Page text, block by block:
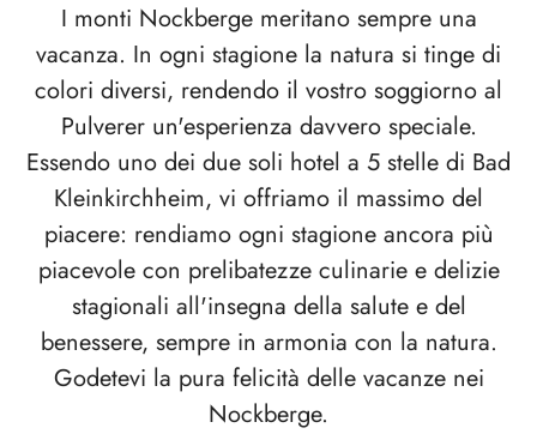
I monti Nockberge meritano sempre una
vacanza. In ogni stagione la natura si tinge di
colori diversi, rendendo il vostro soggiorno al
Pulverer un'esperienza davvero speciale.
Essendo uno dei due soli hotel a 5 stelle di Bad
Kleinkirchheim, vi offriamo il massimo del
piacere: rendiamo ogni stagione ancora più
piacevole con prelibatezze culinarie e delizie
stagionali all'insegna della salute e del
benessere, sempre in armonia con la natura.
Godetevi la pura felicità delle vacanze nei
Nockberge.